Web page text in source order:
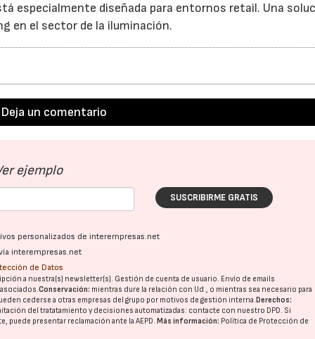
especialmente diseñada para entornos retail. Una
en el sector de la iluminación.
Deja un comentario
ejemplo
SUSCRIBIRME GRATIS
personalizados de interempresas.net
interempresas.net
de Datos
a nuestra(s) newsletter(s). Gestión de cuenta de usuario. Envío de emails
Conservación: mientras dure la relación con Ud., o mientras sea necesario para
cederse a otras empresas del grupo por motivos de gestión interna. Derechos:
del tratatamiento y decisiones automatizadas: contacte con nuestro DPD. Si
puede presentar reclamación ante laAEPD. Más información: Política de Protección de